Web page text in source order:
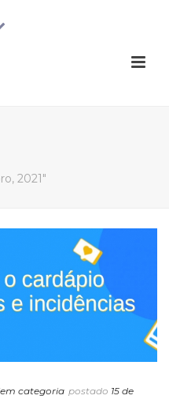
2021"
categoria postado 15 de